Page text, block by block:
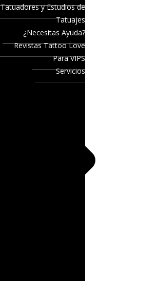
Tatuadores y Estudios de
Tatuajes
¿Necesitas Ayuda?
Revistas Tattoo Love
Para VIPS
Servicios